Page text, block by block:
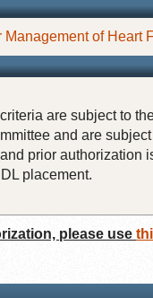
of Heart
are subject to
and are
prior authorization
placement.
please use